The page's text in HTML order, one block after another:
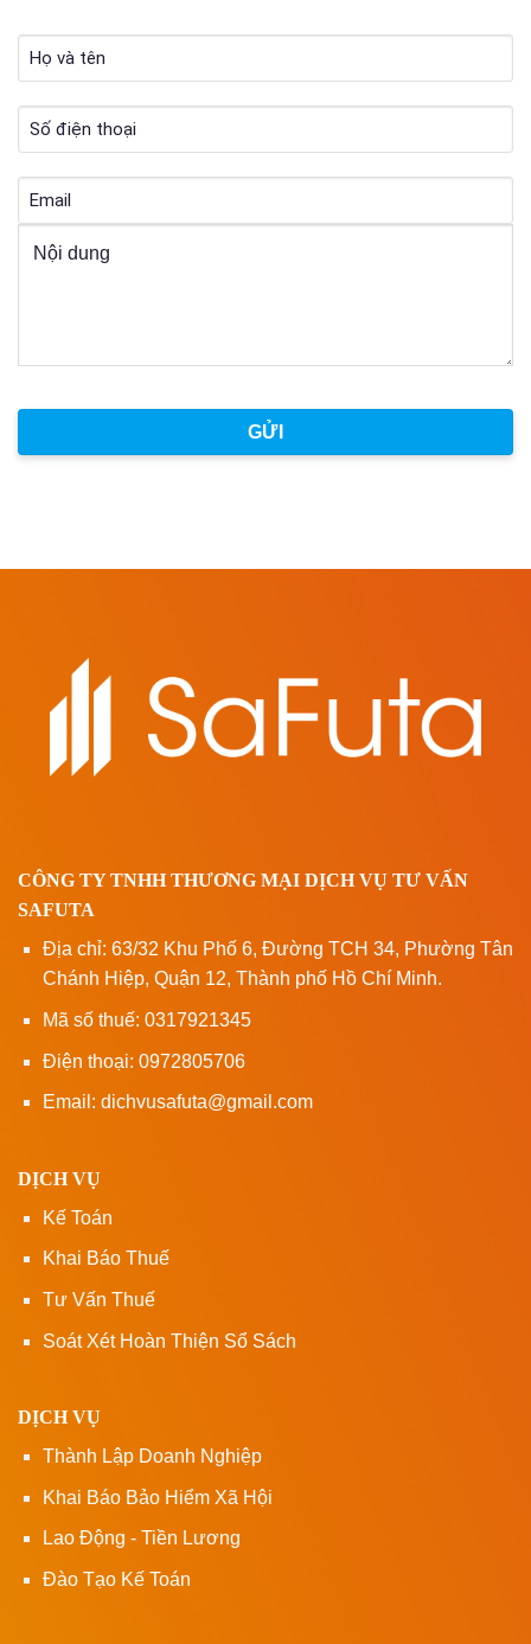
CÔNG TY TNHH THƯƠNG MẠI DỊCH VỤ TƯ VẤN
SAFUTA
Địa chỉ: 63/32 Khu Phố 6, Đường TCH 34, Phường Tân
Chánh Hiệp, Quận 12, Thành phố Hồ Chí Minh.
Mã số thuế: 0317921345
Điện thoại: 0972805706
Email: dichvusafuta@gmail.com
DỊCH VỤ
Kế Toán
Khai Báo Thuế
Tư Vấn Thuế
Soát Xét Hoàn Thiện Sổ Sách
DỊCH VỤ
Thành Lập Doanh Nghiệp
Khai Báo Bảo Hiểm Xã Hội
Lao Động - Tiền Lương
Đào Tạo Kế Toán